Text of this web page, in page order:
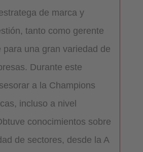
de marca y
tanto como gerente
para una gran variedad de
Durante este
a la Champions
incluso a nivel
conocimientos sobre
de sectores, desde la A